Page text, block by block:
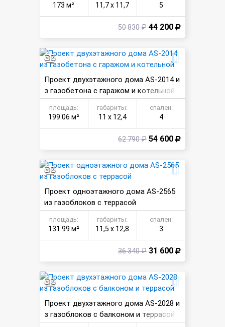
173 м² 11,7 х 11,7 5
50 830 ₽ 44 200
Проект двухэтажного дома AS-2014 и
з газобетона с гаражом и котельной
площадь:
199.06 м²
габариты:
11 х 12,4
спален:
4
62 790 ₽ 54 600
Проект одноэтажного дома AS-2565
из газоблоков с террасой
площадь:
131.99 м²
габариты:
11,5 х 12,8
спален:
3
36 340 ₽ 31 600
Проект двухэтажного дома AS-2028 и
з газоблоков с балконом и террасой